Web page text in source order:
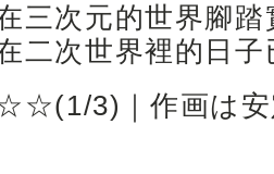
三次元的世界腳
二次世界裡的日
3)｜作画は安